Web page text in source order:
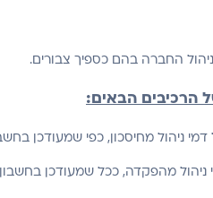
החברה בהם כספיך צבורים.
הרכיבים הבאים:
דמי ניהול מחיסכון, כפי שמעודכן
ניהול מהפקדה, ככל שמעודכן